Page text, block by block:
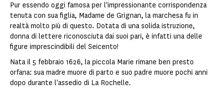
Pur essendo oggi famosa per l'impressionante corrispondenza
tenuta con sua figlia, Madame de Grignan, la marchesa fu in
realtà molto più di questo. Dotata di una solida istruzione,
donna di lettere riconosciuta dai suoi pari, è infatti una delle
figure imprescindibili del Seicento!
Nata il 5 febbraio 1626, la piccola Marie rimane ben presto
orfana: sua madre muore di parto e suo padre muore pochi anni
dopo durante l'assedio di La Rochelle.